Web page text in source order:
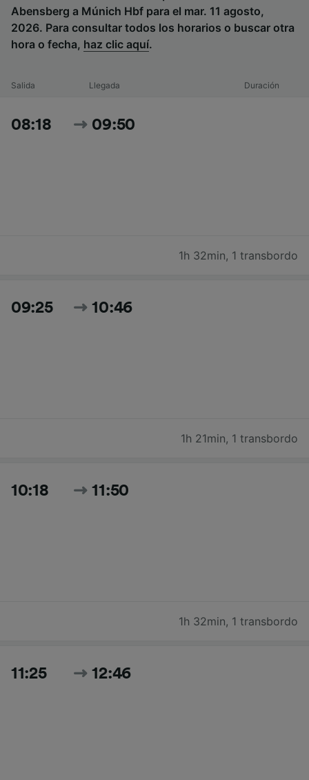
Abensberg a Múnich Hbf para el mar. 11 agosto,
2026. Para consultar todos los horarios o buscar otra
hora o fecha, haz clic aquí.
Salida Llegada Duración
08:18 09:50
1h 32min, 1 transbordo
09:25 10:46
1h 21min, 1 transbordo
10:18 11:50
1h 32min, 1 transbordo
11:25 12:46